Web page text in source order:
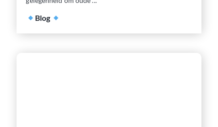
Blog